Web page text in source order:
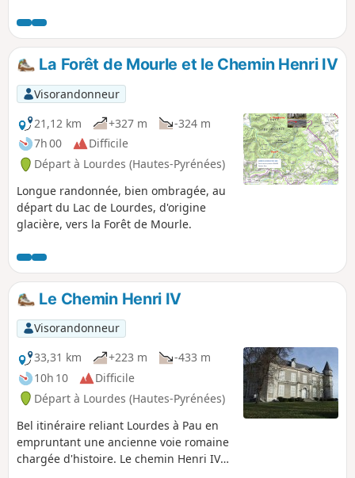
humide et qui alimentent aujourd'hui les
thermes de la vallée voisine.
La Forêt de Mourle et le Chemin Henri IV
Visorandonneur
21,12 km
+327 m
-324 m
7h 00
Difficile
Départ à Lourdes (Hautes-Pyrénées)
Longue randonnée, bien ombragée, au
départ du Lac de Lourdes, d'origine
glacière, vers la Forêt de Mourle.
Le Chemin Henri IV
Visorandonneur
33,31 km
+223 m
-433 m
10h 10
Difficile
Départ à Lourdes (Hautes-Pyrénées)
Bel itinéraire reliant Lourdes à Pau en
empruntant une ancienne voie romaine
chargée d'histoire. Le chemin Henri IV